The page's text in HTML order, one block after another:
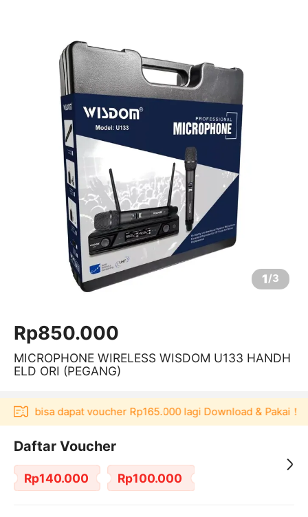
1/3
Rp850.000
MICROPHONE WIRELESS WISDOM U133 HANDH
ELD ORI (PEGANG)
bisa dapat voucher Rp165.000 lagi Download & Pakai！
Daftar Voucher
Rp140.000 Rp100.000